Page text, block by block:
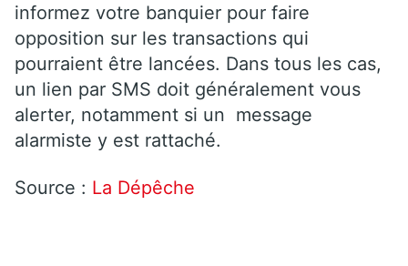
informez votre banquier pour faire
opposition sur les transactions qui
pourraient être lancées. Dans tous les cas,
un lien par SMS doit généralement vous
alerter, notamment si un message
alarmiste y est rattaché.
Source : La Dépêche